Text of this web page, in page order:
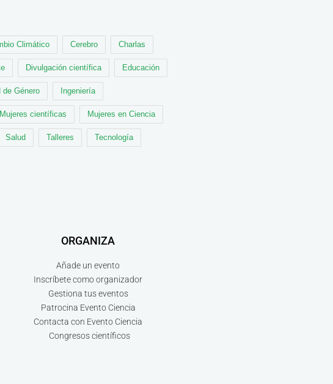
Climático Cerebro Charlas
Divulgación científica Educación
de Género Ingeniería
Mujeres científicas Mujeres en Ciencia
Salud Talleres Tecnología
ORGANIZA
Añade un evento
Inscríbete como organizador
Gestiona tus eventos
Patrocina Evento Ciencia
Contacta con Evento Ciencia
Congresos científicos